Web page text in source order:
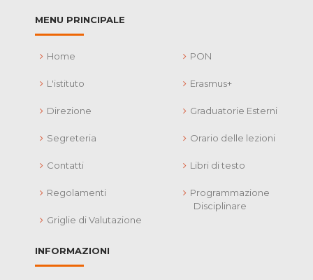
MENU PRINCIPALE
Home
L'istituto
Direzione
Segreteria
Contatti
Regolamenti
Griglie di Valutazione
PON
Erasmus+
Graduatorie Esterni
Orario delle lezioni
Libri di testo
Programmazione
Disciplinare
INFORMAZIONI